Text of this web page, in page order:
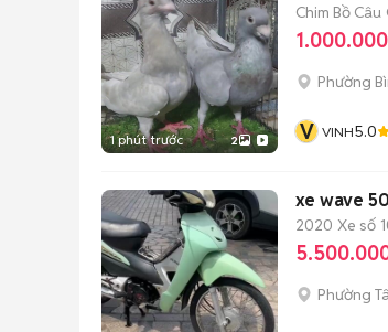
1 phút trước 2
Chim Bồ Câu
Phường
V VINH5.0
xe wave
2020 Xe số
Phường